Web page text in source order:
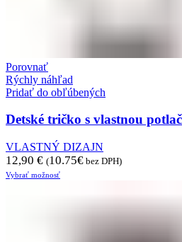
Porovnať
Rýchly náhľad
Pridať do obľúbených
Detské tričko s vlastnou
VLASTNÝ DIZAJN
12,90 € (10.75€ bez DPH)
Vybrať možnosť